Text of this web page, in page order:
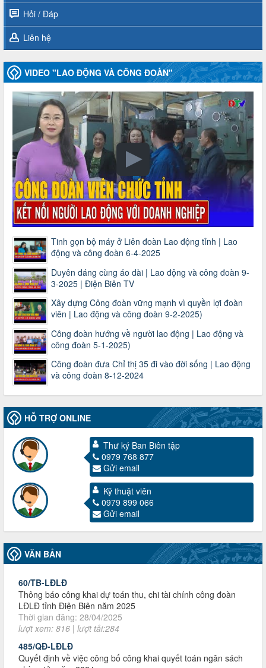
Hỏi / Đáp
Liên hệ
VIDEO "LAO ĐỘNG VÀ CÔNG ĐOÀN"
Tinh gọn bộ máy ở Liên đoàn Lao động tỉnh | Lao
động và công đoàn 6-4-2025
Duyên dáng cùng áo dài | Lao động và công đoàn 9-
3-2025 | Điện Biên TV
Xây dựng Công đoàn vững mạnh vì quyền lợi đoàn
viên | Lao động và công đoàn 9-2-2025)
Công đoàn hướng về người lao động | Lao động và
công đoàn 5-1-2025)
Công đoàn đưa Chỉ thị 35 đi vào đời sống | Lao động
và công đoàn 8-12-2024
HỖ TRỢ ONLINE
Thư ký Ban Biên tập
0979 768 877
Gửi email
Kỹ thuật viên
0979 899 066
Gửi email
VĂN BẢN
3716/TLD-TC
Công văn hướng dẫn công tác quả lý tài chính, tài sản công
đoàn khi đơn vị sát nhập, chấm dứt hoạt động
Thời gian đăng: 13/04/2025
lượt xem: 2003 | lượt tải:719
60/TB-LĐLĐ
Thông báo công khai dự toán thu, chi tài chính công đoàn
Thời gian đăng: 28/04/2025
lượt xem: 816 | lượt tải:284
485/QĐ-LĐLĐ
Quyết định về việc công bố công khai quyết toán ngân sách
nhà nước năm 2024
Thời gian đăng: 29/04/2025
lượt xem: 915 | lượt tải:253